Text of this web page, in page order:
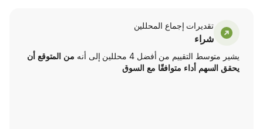
إجماع المحللين
أفضل 4 محللين إلى أنه
من المتوقع أن
متوافقًا مع السوق